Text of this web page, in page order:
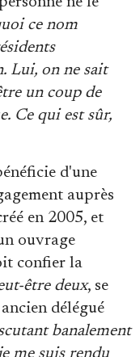
ce nom
Lui, on ne sait
un coup de
Ce qui est sûr,
d'une
auprès
en 2005, et
ouvrage
confier la
être deux, se
ancien délégué
banalement
me suis rendu